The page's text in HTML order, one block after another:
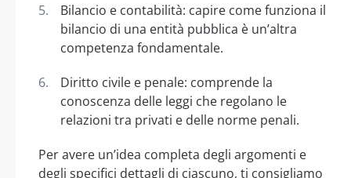
Bilancio e contabilità: capire come funziona il
bilancio di una entità pubblica è un’altra
competenza fondamentale.
Diritto civile e penale: comprende la
conoscenza delle leggi che regolano le
relazioni tra privati e delle norme penali.
Per avere un’idea completa degli argomenti e
degli specifici dettagli di ciascuno, ti consigliamo